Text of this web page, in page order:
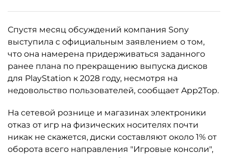
Спустя месяц обсуждений компания Sony
выступила с официальным заявлением о том,
что она намерена придерживаться заданного
ранее плана по прекращению выпуска дисков
для PlayStation к 2028 году, несмотря на
недовольство пользователей, сообщает App2Top.
На сетевой рознице и магазинах электроники
отказ от игр на физических носителях почти
никак не скажется, диски составляют около 1% от
оборота всего направления "Игровые консоли",